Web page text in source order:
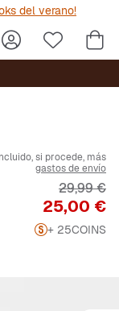
del verano!
si procede, más
gastos de envío
Precio
25,00 €
Precio
29,99 €
+ 25COINS